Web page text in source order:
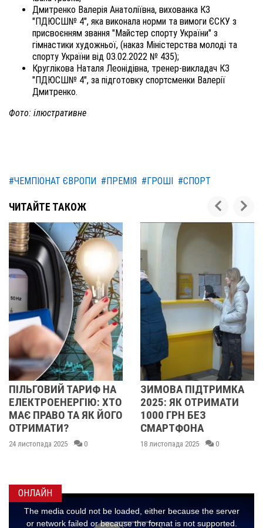
Дмитренко Валерія Анатоліївна, вихованка КЗ
"ПДЮСШ№ 4", яка виконала норми та вимоги ЄСКУ з
присвоєнням звання "Майстер спорту України" з
гімнастики художньої, (наказ Міністерства молоді та
спорту України від 03.02.2022 № 435);
Круглікова Наталя Леонідівна, тренер-викладач КЗ
"ПДЮСШ№ 4", за підготовку спортсменки Валерії
Дмитренко.
Фото: ілюстративне
#ЧЕМПІОНАТ ЄВРОПИ #ПРЕМІЯ #ГРОШІ #СПОРТ
ЧИТАЙТЕ ТАКОЖ
НА
ХТО
ЗИМОВА ПІДТРИМКА
2025: ЯК ОТРИМАТИ
1000 ГРН БЕЗ
СМАРТФОНА
18 листопада 2025
СТАРТУВАЛА
ПІДТРИМКА":
МОЖУТЬ
ЗАЯВКИ У ДІЇ НА
ОТРИМАННЯ 1000
ОНЛАЙН